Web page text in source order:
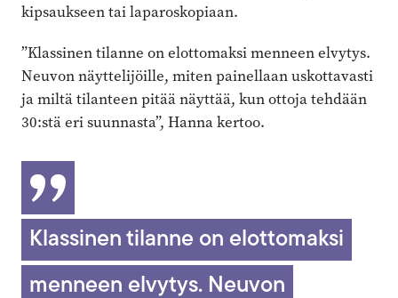
kipsaukseen tai laparoskopiaan.
”Klassinen tilanne on elottomaksi menneen elvytys.
Neuvon näyttelijöille, miten painellaan uskottavasti
ja miltä tilanteen pitää näyttää, kun ottoja tehdään
30:stä eri suunnasta”, Hanna kertoo.
Klassinen tilanne on elottomaksi
menneen elvytys. Neuvon